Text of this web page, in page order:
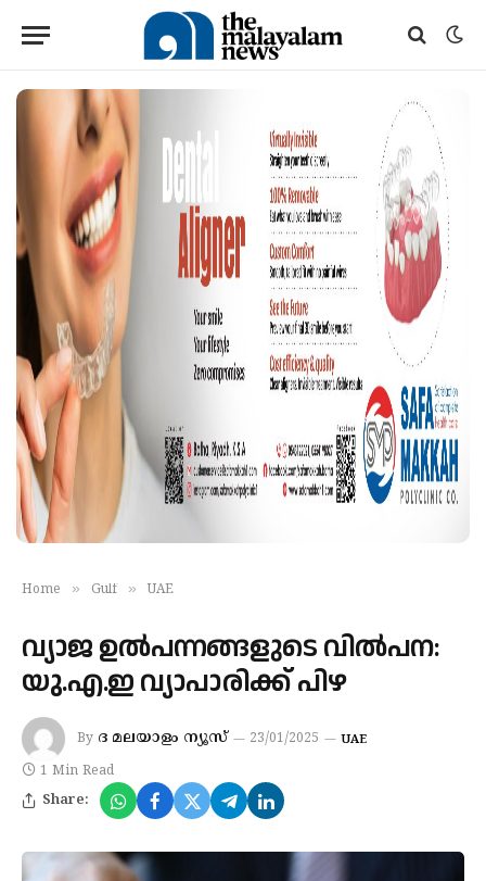
Home » Gulf » UAE
വ്യാജ ഉല്‍പന്നങ്ങളുടെ വില്‍പന:
യു.എ.ഇ വ്യാപാരിക്ക് പിഴ
By ദ മലയാളം ന്യൂസ് 23/01/2025 UAE
1 Min Read
Share: